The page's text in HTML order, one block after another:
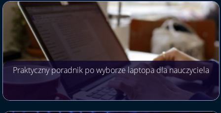
Praktyczny poradnik po wyborze laptopa dla nauczyciela